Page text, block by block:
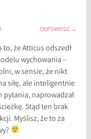
ODPOWIEDZ
to, że Atticus odszedł
wychowania –
w sensie, że nikt
siłę, ale inteligentnie
pytania, naprowadzał
Stąd ten brak
Myślisz, że to za